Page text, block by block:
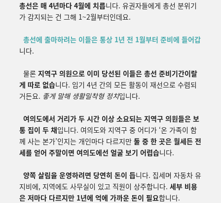
총선은 매 4년마다 4월에 치릅니다. 유권자들에게 총선 분위기
가 감지되는 건 그해 1~2월부터인데요.
총선에 출마하려는 이들은 통상 1년 전 1월부터 준비에 들어갑
니다.
물론 지역구 의원으로 이미 당선된 이들은 총선 준비기간이랄
게 따로 없습니다. 임기 4년 간의 모든 활동이 재선으로 수렴되
거든요. 좋게 말해 생활밀착형 정치입니다.
여의도에서 거리가 두 시간 이상 소요되는 지역구 의원들은 보
통 집이 두 채입니다. 여의도와 지역구 중 어디가 ‘온 가족이 함
께 사는 본가’인지는 개인마다 다르지만 둘 중 한 곳은 월세든 전
세를 얻어 주말이면 여의도에선 얼굴 보기 어렵습니다.
양쪽 살림을 운영하려면 당연히 돈이 듭니다. 집세며 자동차 유
지비에, 지역에도 사무실이 있고 직원이 상주합니다. 세부 비용
은 저마다 다르지만 1년에 억에 가까운 돈이 필요합니다.